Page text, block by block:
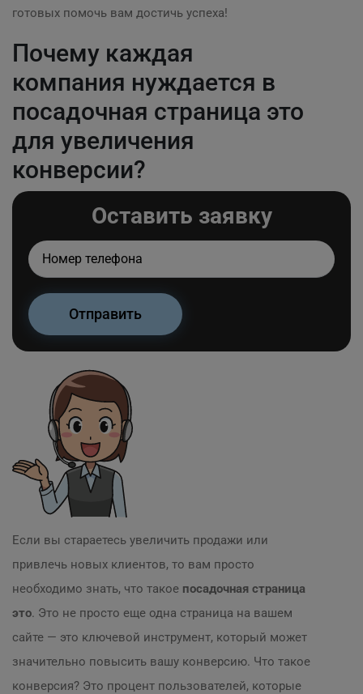
готовых помочь вам достичь успеха!
Почему каждая
компания нуждается в
посадочная страница это
для увеличения
конверсии?
Оставить заявку
Если вы стараетесь увеличить продажи или
привлечь новых клиентов, то вам просто
необходимо знать, что такое посадочная страница
это. Это не просто еще одна страница на вашем
сайте — это ключевой инструмент, который может
значительно повысить вашу конверсию. Что такое
конверсия? Это процент пользователей, которые